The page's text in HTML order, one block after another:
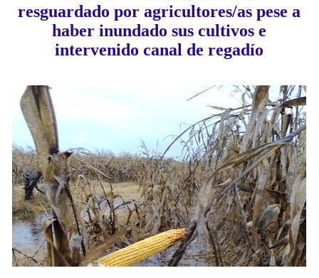
resguardado por agricultores/as pese a
haber inundado sus cultivos e
intervenido canal de regadío